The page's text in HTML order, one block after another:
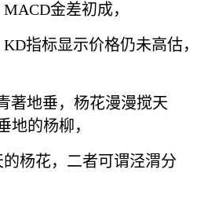
金差初成，
指标显示价格仍未高估，
著地垂，杨花漫漫搅天
地的杨柳，
杨花，二者可谓泾渭分